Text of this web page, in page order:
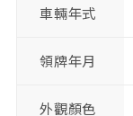
車輛年式
領牌年月
外觀顏色